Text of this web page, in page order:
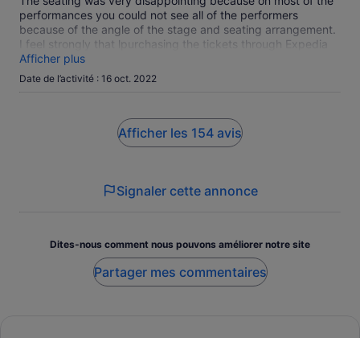
performances you could not see all of the performers
because of the angle of the stage and seating arrangement.
I feel strongly that lpurchasing the tickets through Expedia
put me at a disadvantage and I was not given better seats
that I could’ve gotten through purchasing it directly with
Afficher plus
Date de l’activité : 16 oct. 2022
Afficher les 154 avis
Signaler cette annonce
Dites-nous comment nous pouvons améliorer notre site
Partager mes commentaires